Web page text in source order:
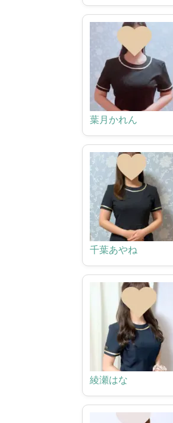
葉月かれん
千葉あやね
綾瀬はな